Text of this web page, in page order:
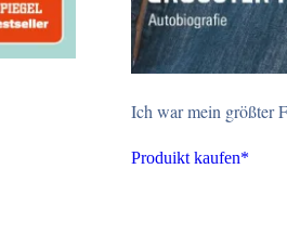
Ich war mein größter
Produikt kaufen*